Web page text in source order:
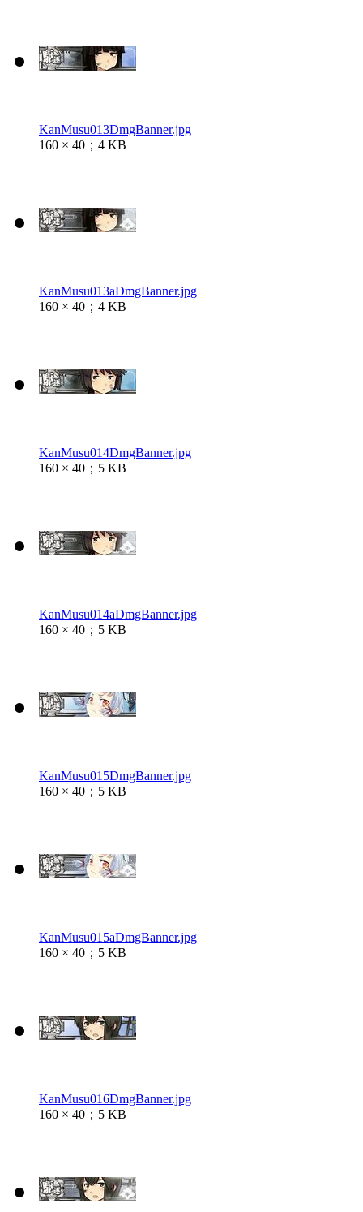
KanMusu013DmgBanner.jpg
160 × 40；4 KB
KanMusu013aDmgBanner.jpg
160 × 40；4 KB
KanMusu014DmgBanner.jpg
160 × 40；5 KB
KanMusu014aDmgBanner.jpg
160 × 40；5 KB
KanMusu015DmgBanner.jpg
160 × 40；5 KB
KanMusu015aDmgBanner.jpg
160 × 40；5 KB
KanMusu016DmgBanner.jpg
160 × 40；5 KB